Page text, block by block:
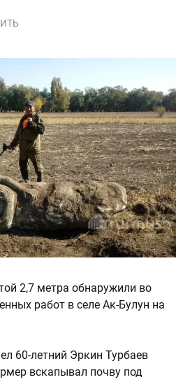
2,7 метра обнаружили во
работ в селе Ак-Булун на
60-летний Эркин Турбаев
вскапывал почву под